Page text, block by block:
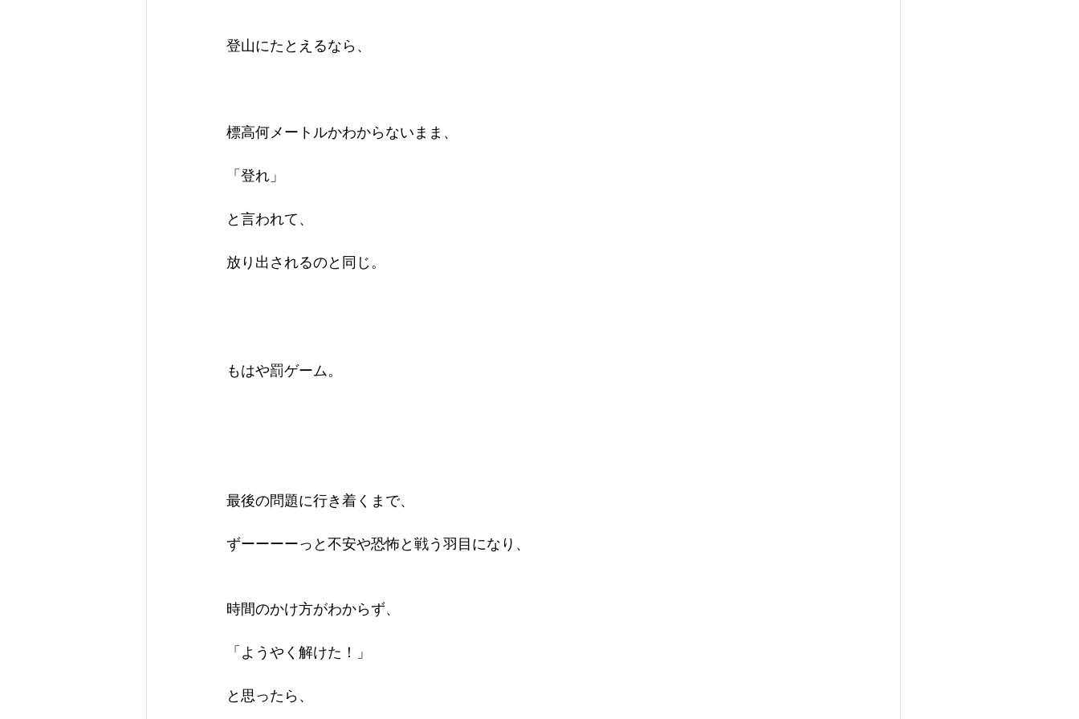
登山にたとえるなら、
標高何メートルかわからないまま、
「登れ」
と言われて、
放り出されるのと同じ。
もはや罰ゲーム。
最後の問題に行き着くまで、
ずーーーーっと不安や恐怖と戦う羽目になり、
時間のかけ方がわからず、
「ようやく解けた！」
と思ったら、